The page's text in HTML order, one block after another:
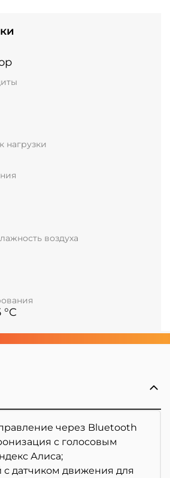
нагрузки
воздуха
°C
через Bluetooth
с голосовым
Алиса;
датчиком движения для